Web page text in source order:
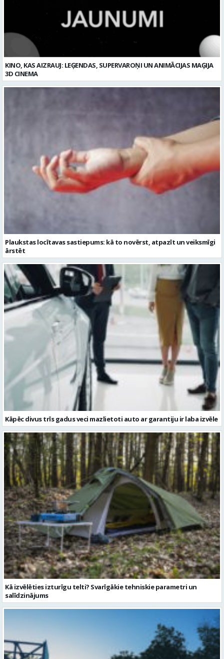
KINO, KAS AIZRAUJ: LEĢENDAS, SUPERVAROŅI UN ANIMĀCIJAS MAĢIJA
3D CINEMA
Plaukstas locītavas sastiepums: kā to novērst, atpazīt un veiksmīgi
ārstēt
Kāpēc divus trīs gadus veci mazlietoti auto ar garantiju ir laba izvēle
Kā izvēlēties izturīgu telti? Svarīgākie tehniskie parametri un
salīdzinājums